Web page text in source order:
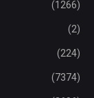
(1266)
(2)
(224)
(7374)